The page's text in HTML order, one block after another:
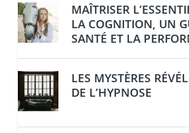
MAÎTRISER
LA COGNITION, UN
SANTÉ ET LA
LES MYSTÈRES
DE L’HYPNOSE